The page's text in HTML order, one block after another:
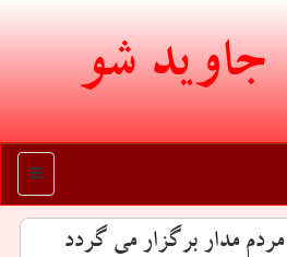
جاوید شو
منو
مدار برگزار می گردد